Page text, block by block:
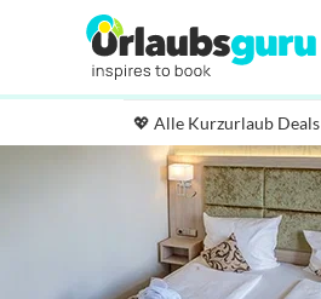
💖 Alle Kurzurlaub Deals